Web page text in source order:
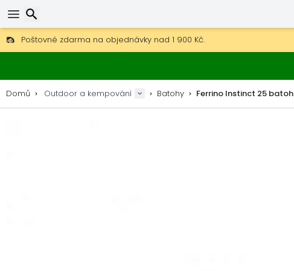
Poštovné zdarma na objednávky nad 1 900 Kč.
30 dní na vrácení, 90 dní na dřevěné mapy a dekorace.
Domů Outdoor a kempování Batohy Ferrino Instinct 25 batoh